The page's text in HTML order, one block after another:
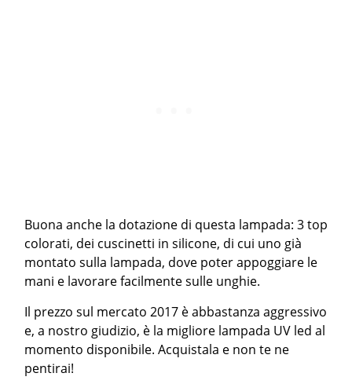
Buona anche la dotazione di questa lampada: 3 top
colorati, dei cuscinetti in silicone, di cui uno già
montato sulla lampada, dove poter appoggiare le
mani e lavorare facilmente sulle unghie.
Il prezzo sul mercato 2017 è abbastanza aggressivo
e, a nostro giudizio, è la migliore lampada UV led al
momento disponibile. Acquistala e non te ne
pentirai!